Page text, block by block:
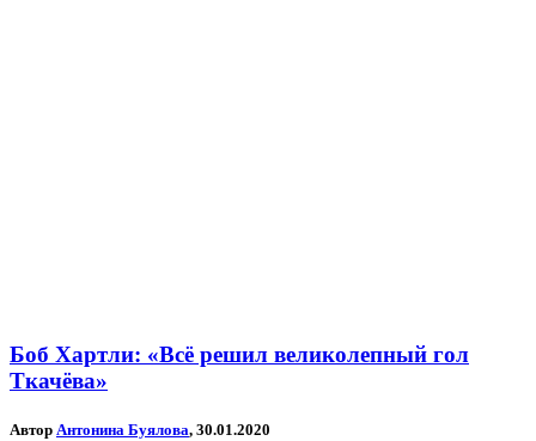
Боб Хартли: «Всё решил великолепный гол
Ткачёва»
Автор Антонина Буялова, 30.01.2020